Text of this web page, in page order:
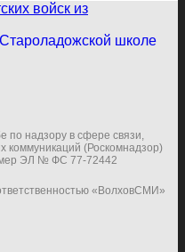
войск из
школе
по надзору в сфере связи,
коммуникаций (Роскомнадзор)
ЭЛ № ФС 77-72442
«ВолховСМИ»